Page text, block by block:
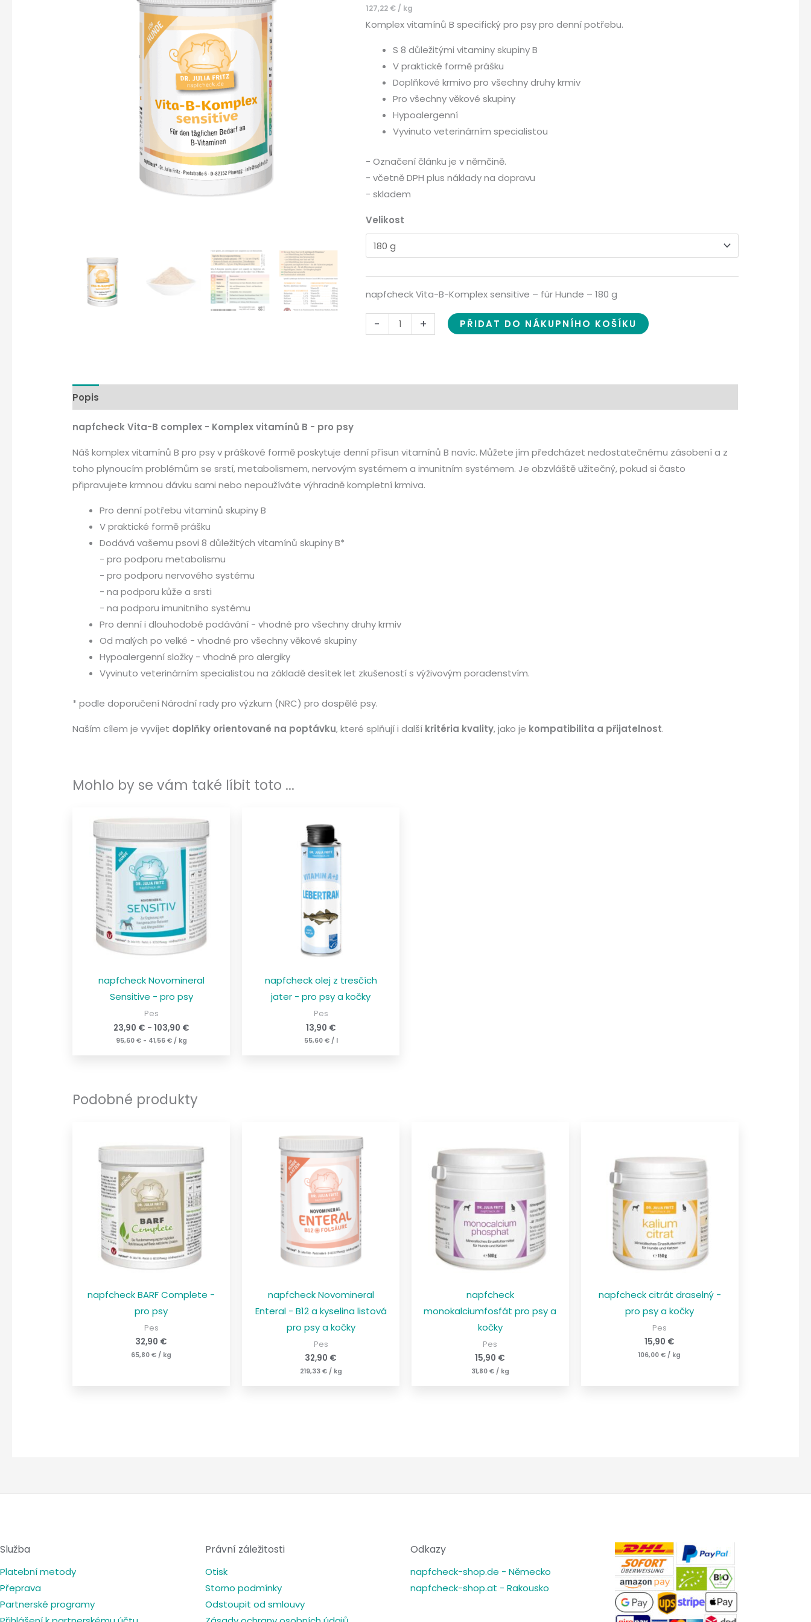
127,22 €/ kg
Komplex vitamínů B specifický pro psy pro denní potřebu.
S 8 důležitými vitaminy skupiny B
V praktické formě prášku
Doplňkové krmivo pro všechny druhy krmiv
Pro všechny věkové skupiny
Hypoalergenní
Vyvinuto veterinárním specialistou
- Označení článku je v němčině.
- včetně DPH plus náklady na dopravu
- skladem
Velikost
napfcheck Vita-B-Komplex sensitive – für Hunde – 180 g
-
-
pro
+ PŘIDAT DO NÁKUPNÍHO KOŠÍKU
Popis
napfcheck Vita-B complex - Komplex vitamínů B - pro psy
Náš komplex vitamínů B pro psy v práškové formě poskytuje denní přísun vitamínů B navíc. Můžete jím předcházet nedostatečnému zásobení a z
toho plynoucím problémům se srstí, metabolismem, nervovým systémem a imunitním systémem. Je obzvláště užitečný, pokud si často
připravujete krmnou dávku sami nebo nepoužíváte výhradně kompletní krmiva.
Pro denní potřebu vitaminů skupiny B
V praktické formě prášku
Dodává vašemu psovi 8 důležitých vitamínů skupiny B*
- pro podporu metabolismu
- pro podporu nervového systému
- na podporu kůže a srsti
- na podporu imunitního systému
Pro denní i dlouhodobé podávání - vhodné pro všechny druhy krmiv
Od malých po velké - vhodné pro všechny věkové skupiny
Hypoalergenní složky - vhodné pro alergiky
Vyvinuto veterinárním specialistou na základě desítek let zkušeností s výživovým poradenstvím.
* podle doporučení Národní rady pro výzkum (NRC) pro dospělé psy.
Naším cílem je vyvíjet doplňky orientované na poptávku, které splňují i další kritéria kvality, jako je kompatibilita a přijatelnost.
Mohlo by se vám také líbit toto ...
napfcheck Novomineral
Sensitive - pro psy
Pes
23,90 € - 103,90 €
95,60 €- 41,56 €/ kg
napfcheck olej z tresčích
jater - pro psy a kočky
Pes
13,90 €
55,60 €/ l
Podobné produkty
napfcheck BARF Complete -
pro psy
Pes
32,90 €
65,80€ / kg
napfcheck Novomineral
Enteral - B12 a kyselina listová
pro psy a kočky
Pes
32,90 €
219,33 €/ kg
napfcheck
monokalciumfosfát pro psy a
kočky
Pes
15,90 €
31,80 €/ kg
napfcheck citrát draselný -
pro psy a kočky
Pes
15,90 €
106,00€ / kg
Služba
Platební metody
Přeprava
Partnerské programy
Právní záležitosti
Otisk
Storno podmínky
Odstoupit od smlouvy
Odkazy
napfcheck-shop.de - Německo
napfcheck-shop.at - Rakousko